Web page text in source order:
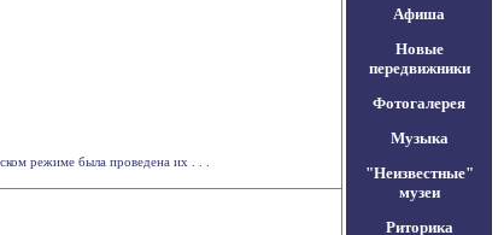
режиме была проведена их . . .
Афиша
Новые
передвижники
Фотогалерея
Музыка
"Неизвестные"
музеи
Риторика